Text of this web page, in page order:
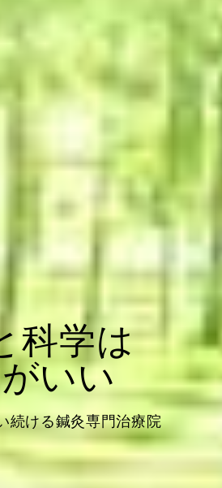
科学は
いい
続ける鍼灸専門治療院